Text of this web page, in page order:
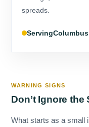
Columbus